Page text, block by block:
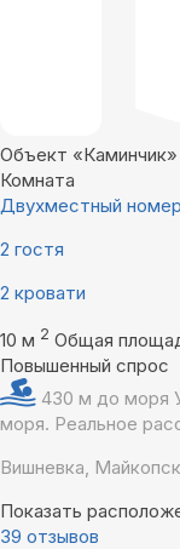
Объект «Каминчик»
Комната
Двухместный
2 гостя
2 кровати
10 м 2 Общая
Повышенный спрос
430 м до моря
моря. Реальное
Вишневка,
Показать
39 отзывов